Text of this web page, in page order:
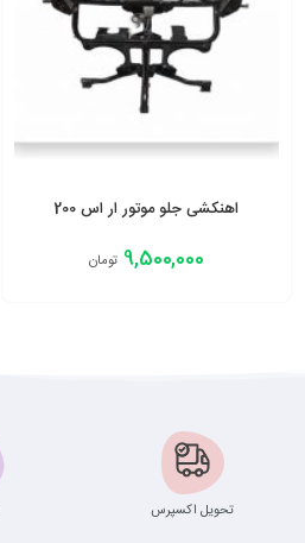
اهنکشی جلو موتور ار اس 200
9,500,000 تومان
تحویل اکسپرس